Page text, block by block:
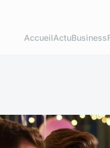
AccueilActuBusiness